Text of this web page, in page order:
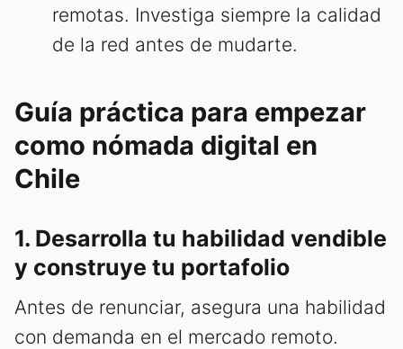
remotas. Investiga siempre la calidad
de la red antes de mudarte.
Guía práctica para empezar
como nómada digital en
Chile
1. Desarrolla tu habilidad vendible
y construye tu portafolio
Antes de renunciar, asegura una habilidad
con demanda en el mercado remoto.